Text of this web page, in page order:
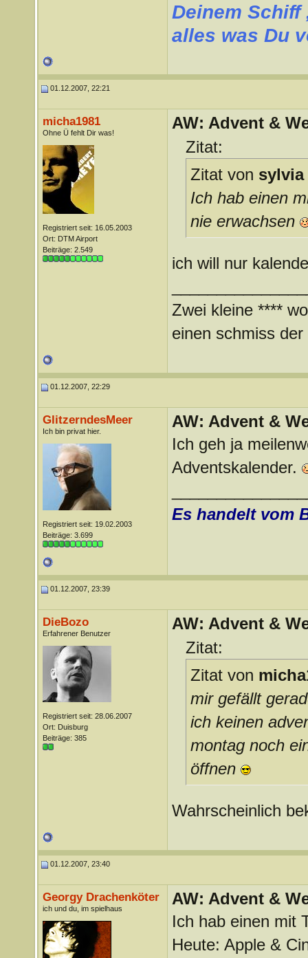
Deinem Schiff
alles was Du
01.12.2007, 22:21
micha1981
Ohne Ü fehlt Dir was!
Registriert seit: 16.05.2003
Ort: DTM Airport
Beiträge: 2.549
AW: Advent &
Zitat:
Zitat von sylvia
Ich hab einen
nie erwachsen
ich will nur
Zwei kleine ****
einen schmiss
01.12.2007, 22:29
GlitzerndesMeer
Ich bin privat hier.
Registriert seit: 19.02.2003
Beiträge: 3.699
AW: Advent &
Ich geh ja
Adventskalender.
Es handelt vom
01.12.2007, 23:39
DieBozo
Erfahrener Benutzer
Registriert seit: 28.06.2007
Ort: Duisburg
Beiträge: 385
AW: Advent &
Zitat:
Zitat von
mir gefällt
ich keinen
montag noch
öffnen
Wahrscheinlich
01.12.2007, 23:40
Georgy Drachenköter
ich und du, im spielhaus
AW: Advent &
Ich hab einen mit
Heute: Apple &